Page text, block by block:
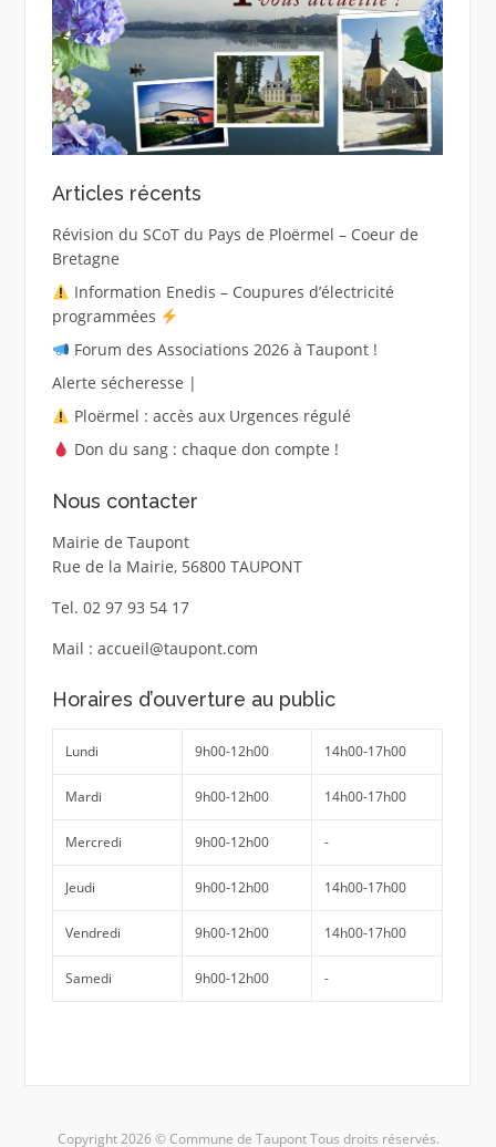
Articles récents
Révision du SCoT du Pays de Ploërmel – Coeur de
Bretagne
Information Enedis – Coupures d’électricité
programmées
Forum des Associations 2026 à Taupont !
Alerte sécheresse |
Ploërmel : accès aux Urgences régulé
Don du sang : chaque don compte !
Nous contacter
Mairie de Taupont
Rue de la Mairie, 56800 TAUPONT
Tel. 02 97 93 54 17
Mail : accueil@taupont.com
Horaires d’ouverture au public
Lundi 9h00-12h00 14h00-17h00
Mardi 9h00-12h00 14h00-17h00
Mercredi 9h00-12h00 -
Jeudi 9h00-12h00 14h00-17h00
Vendredi 9h00-12h00 14h00-17h00
Samedi 9h00-12h00 -
Copyright 2026 © Commune de Taupont Tous droits réservés.